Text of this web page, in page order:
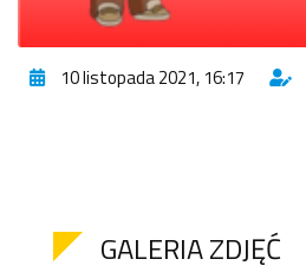
10 listopada 2021, 16:17
GALERIA ZDJĘĆ